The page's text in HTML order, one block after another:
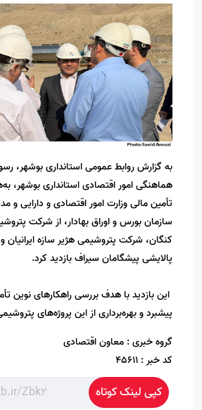
به گزارش روابط عمومی استانداری بوشهر،
هماهنگی امور اقتصادی استانداری بوشهر،
تأمین مالی وزارت امور اقتصادی و دارایی و
سازمان بورس و اوراق بهادار، از شرکت
کنگان، شرکت پتروشیمی هژیر سازه
پالایشی پیشگامان سیراف بازدید کرد.
این بازدید با هدف بررسی راهکارهای نوین
پیشبرد و بهره‌برداری از این پروژه‌های
گروه خبری : معاون اقتصادی
کد خبر : 45611
کپی لینک کوتاه